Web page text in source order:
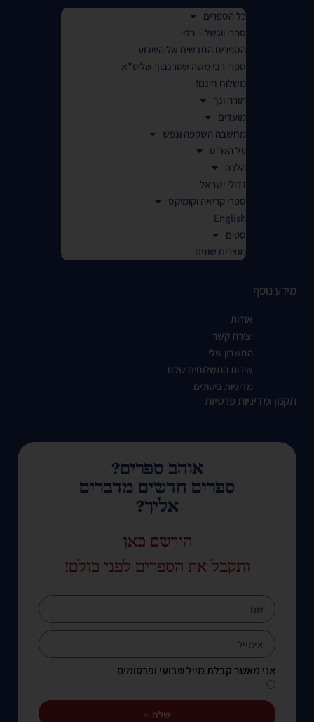
כל הספרים
ספרי ווגשל – בלוי
הספרים החדשים של השבוע
ספרי רבי משה שטרנבוך שליט"א
משלוח חינם!
תורה ונך
מועדים
מחשבה השקפה ונפש
על הש"ס
הלכה
גדולי ישראל
ספרי קריאה וקומיקס
English
סטים
מוצרים שונים
מידע נוסף
אודות
יצירת קשר
החשבון שלי
שירות המשלוחים שלנו
מדיניות ביטולים
תקנון ומדיניות פרטיות
אוהב ספרים?
ספרים חדשים מדברים
אליך?
הירשם כאן
ותקבל את הספרים לפני כולם!
אני מאשר קבלת מייל שבועי ופרסומים
שלח >